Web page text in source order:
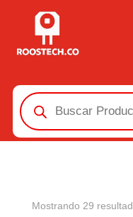
Búsqueda
de
productos
Mostrando 29